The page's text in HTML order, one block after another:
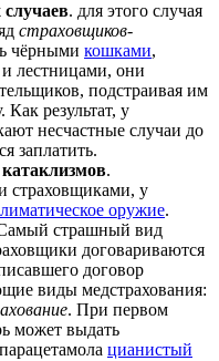
. для этого случая
страховщиков-
чёрными кошками,
и лестницами, они
подстраивая им
результат, у
несчастные случаи до
заплатить.
.
страховщиками, у
оружие.
страшный вид
договариваются
договор
виды медстрахования:
. При первом
может выдать
цианистый